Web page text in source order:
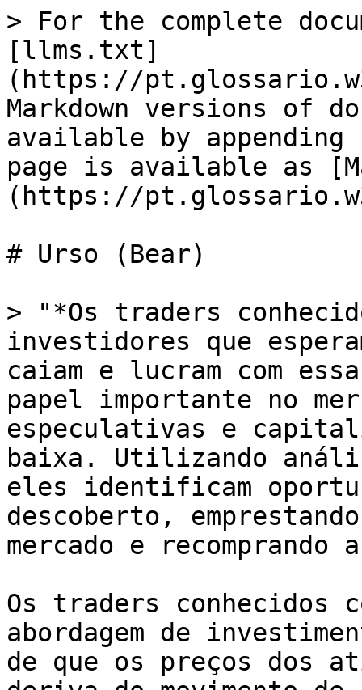
> For the complete
[llms.txt]
(https://
Markdown versions of
available by
page is available as
(https://
# Urso (Bear)
> "*Os traders
investidores que
caiam e lucram com
papel importante no
especulativas e
baixa. Utilizando
eles identificam
descoberto,
mercado e
Os traders conhecidos
abordagem de
de que os preços dos